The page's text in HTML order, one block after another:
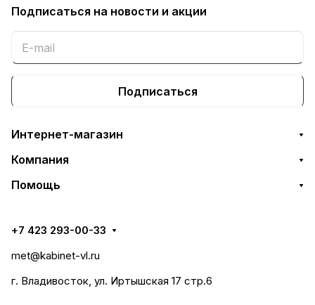
Подписаться на новости и акции
Подписаться
Интернет-магазин
Компания
Помощь
+7 423 293-00-33
met@kabinet-vl.ru
г. Владивосток, ул. Иртышская 17 стр.6